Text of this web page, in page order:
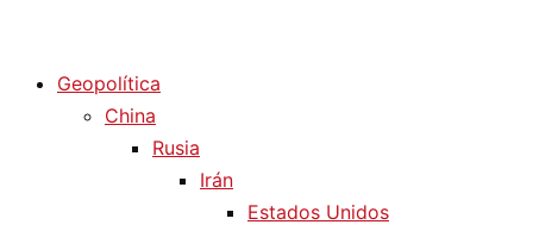
Geopolítica
China
Rusia
Irán
Estados Unidos